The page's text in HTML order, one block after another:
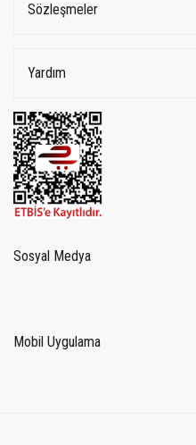
Sözleşmeler
Yardım
Sosyal Medya
Mobil Uygulama